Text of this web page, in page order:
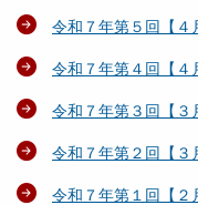
令和７年第５回【４
令和７年第４回【４
令和７年第３回【３
令和７年第２回【３
令和７年第１回【２